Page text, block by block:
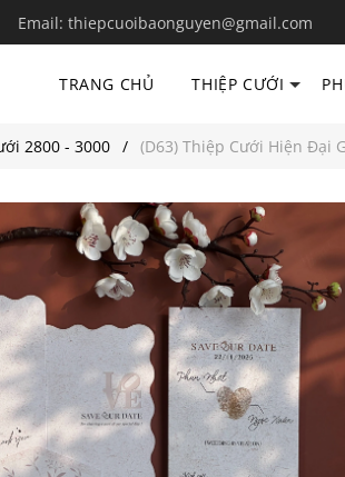
Email: thiepcuoibaonguyen@gmail.com
TRANG CHỦ THIỆP CƯỚI
2800 - 3000 (D63) Thiệp Cưới Hiện Đại